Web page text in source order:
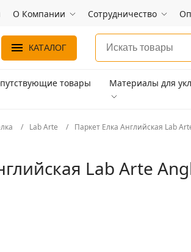
О Компании Сотрудничество
КАТАЛОГ
товары Материалы для
Lab Arte Паркет Елка Английская Lab
Lab Arte